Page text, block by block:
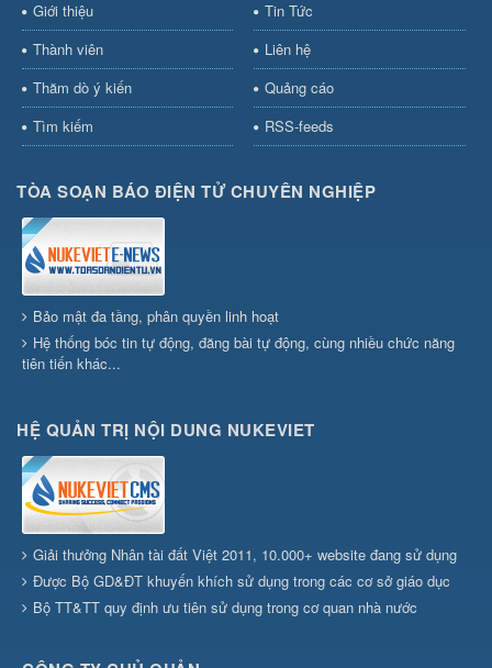
Giới thiệu
Tin Tức
Thành viên
Liên hệ
Thăm dò ý kiến
Quảng cáo
Tìm kiếm
RSS-feeds
TÒA SOẠN BÁO ĐIỆN TỬ CHUYÊN NGHIỆP
Bảo mật đa tầng, phân quyền linh hoạt
Hệ thống bóc tin tự động, đăng bài tự động, cùng nhiều chức năng
tiên tiến khác...
HỆ QUẢN TRỊ NỘI DUNG NUKEVIET
Giải thưởng Nhân tài đất Việt 2011, 10.000+ website đang sử dụng
Được Bộ GD&ĐT khuyến khích sử dụng trong các cơ sở giáo dục
Bộ TT&TT quy định ưu tiên sử dụng trong cơ quan nhà nước